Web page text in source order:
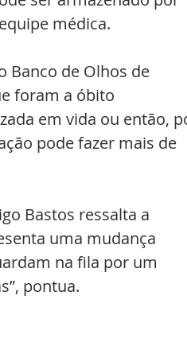
médica.
Banco de Olhos de
foram a óbito
em vida ou então,
pode fazer mais de
Bastos ressalta a
uma mudança
na fila por um
pontua.